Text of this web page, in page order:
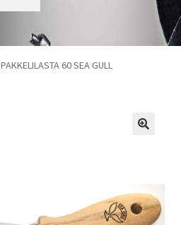
PAKKELILASTA 60 SEA GULL